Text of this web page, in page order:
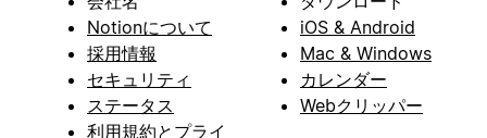
Notionについて
採用情報
セキュリティ
ステータス
利用規約とプライ
iOS & Android
Mac & Windows
カレンダー
Webクリッパー